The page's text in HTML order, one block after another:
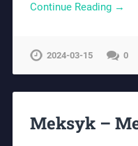
Continue Reading →
2024-03-15 0
Meksyk –